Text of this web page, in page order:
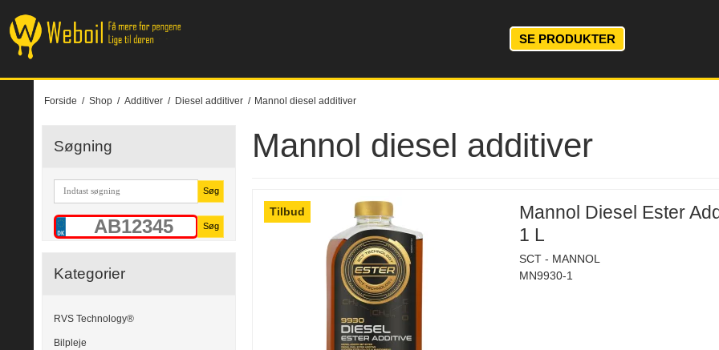
SE PRODUKTER
Forside / Shop / Additiver / Diesel additiver / Mannol diesel additiver
Søgning
Søg
Søg
Kategorier
RVS Technology®
Bilpleje
Mannol diesel additiver
Tilbud
Mannol Diesel Ester
1 L
SCT - MANNOL
MN9930-1